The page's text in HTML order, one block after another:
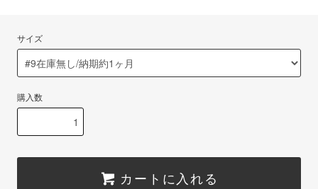
サイズ
購入数
カートに入れる